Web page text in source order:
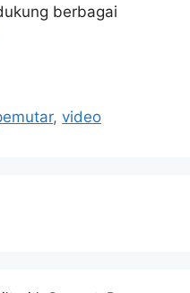
berbagai
,video